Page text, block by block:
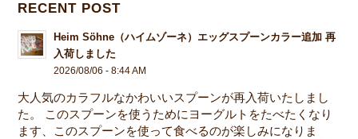
RECENT POST
Heim Söhne（ハイムゾーネ）エッグスプーンカラー追加 再
入荷しました
2026/08/06 - 8:44 AM
大人気のカラフルなかわいいスプーンが再入荷いたしまし
た。 このスプーンを使うためにヨーグルトをたべたくなり
ます、このスプーンを使って食べるのが楽しみになりま